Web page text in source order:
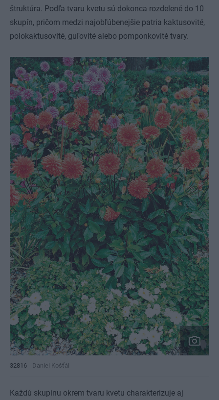
štruktúra. Podľa tvaru kvetu sú dokonca rozdelené do 10
skupín, pričom medzi najobľúbenejšie patria kaktusovité,
polokaktusovité, guľovité alebo pomponkovité tvary.
32816 Daniel Košťál
Každú skupinu okrem tvaru kvetu charakterizuje aj